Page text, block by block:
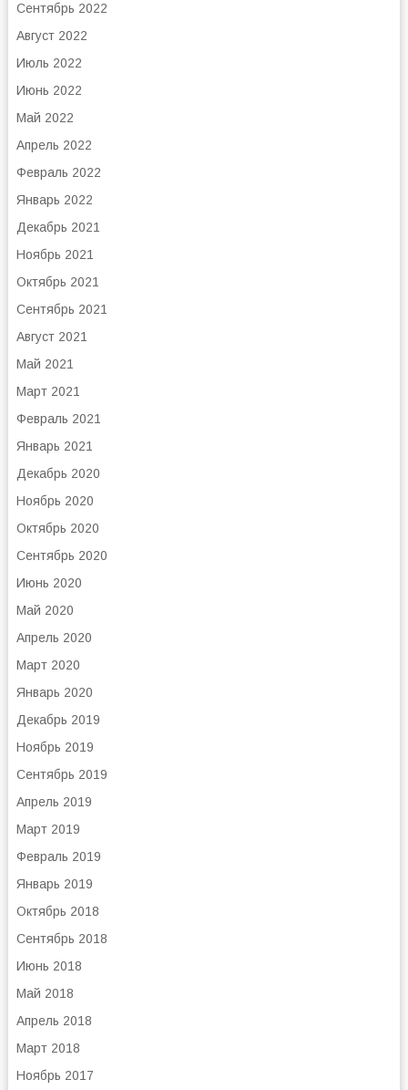
Сентябрь 2022
Август 2022
Июль 2022
Июнь 2022
Май 2022
Апрель 2022
Февраль 2022
Январь 2022
Декабрь 2021
Ноябрь 2021
Октябрь 2021
Сентябрь 2021
Август 2021
Май 2021
Март 2021
Февраль 2021
Январь 2021
Декабрь 2020
Ноябрь 2020
Октябрь 2020
Сентябрь 2020
Июнь 2020
Май 2020
Апрель 2020
Март 2020
Январь 2020
Декабрь 2019
Ноябрь 2019
Сентябрь 2019
Апрель 2019
Март 2019
Февраль 2019
Январь 2019
Октябрь 2018
Сентябрь 2018
Июнь 2018
Май 2018
Апрель 2018
Март 2018
Ноябрь 2017